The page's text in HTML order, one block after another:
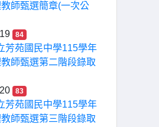
師甄選簡章(一次公
84
芳苑國民中學115學年
師甄選第二階段錄取
83
芳苑國民中學115學年
師甄選第三階段錄取